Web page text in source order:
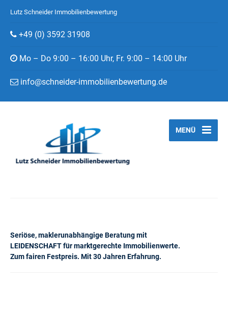
Lutz Schneider Immobilienbewertung
+49 (0) 3592 31908
Mo – Do 9:00 – 16:00 Uhr, Fr. 9:00 – 14:00 Uhr
info@schneider-immobilienbewertung.de
Seriöse, maklerunabhängige Beratung mit
LEIDENSCHAFT für marktgerechte Immobilienwerte.
Zum fairen Festpreis. Mit 30 Jahren Erfahrung.
MENÜ